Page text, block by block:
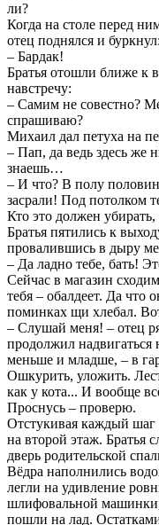
ли?
Когда на столе перед
отец поднялся и буркнул:
– Бардак!
Братья отошли ближе к
навстречу:
– Самим не совестно?
спрашиваю?
Михаил дал петуха на
– Пап, да ведь здесь же
знаешь…
– И что? В полу
засрали! Под потолком
Кто это должен убирать,
Братья пятились к
провалившись в дыру
– Да ладно тебе, бать!
Сейчас в магазин
тебя – обалдеет. Да что
поминках щи хлебал.
– Слушай меня! – отец
продолжил надвигаться
меньше и младше, – в
Ошкурить, уложить.
как у кота... И вообще
Проснусь – проверю.
Отстукивая каждый шаг
на второй этаж. Братья
дверь родительской
Вёдра наполнились
легли на удивление
шлифовальной машинки,
пошли на лад.